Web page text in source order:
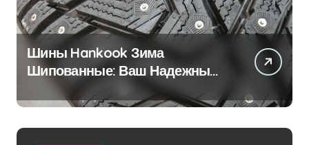
Шины Hankook Зима
Шипованные: Ваш Надежный
Партнёр на Снежных Дорогах